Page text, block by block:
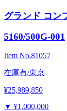
グランド コン
5160/500G-001
Item No.81057
在庫有/東京
¥25,989,850
▼ ¥1,000,000